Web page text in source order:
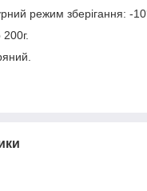
режим зберігання: -